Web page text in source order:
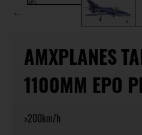
AMXPLANES
1100MM EPO
>200km/h